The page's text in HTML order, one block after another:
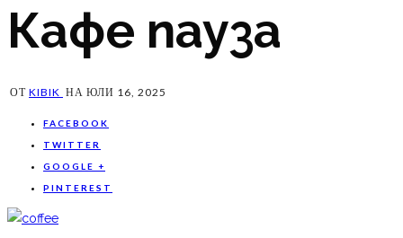
Кафе пауза
ОТ KIBIK НА ЮЛИ 16, 2025
FACEBOOK
TWITTER
GOOGLE +
PINTEREST